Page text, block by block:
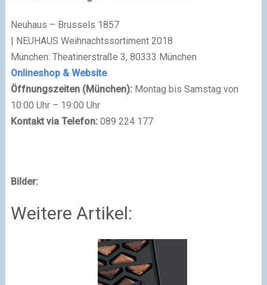
Neuhaus – Brussels 1857
| NEUHAUS Weihnachtssortiment 2018
München: Theatinerstraße 3, 80333 München
Onlineshop & Website
Öffnungszeiten (München): Montag bis Samstag von
10:00 Uhr – 19:00 Uhr
Kontakt via Telefon: 089 224 177
Bilder:
Weitere Artikel: